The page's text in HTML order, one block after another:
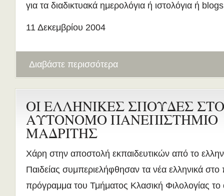
για τα διαδικτυακά ημερολόγια ή ιστολόγια ή
11 Δεκεμβρίου 2004
Διαβάστε περισσότερα
ΟΙ ΕΛΛΗΝΙΚΕΣ ΣΠΟΥΔΕΣ ΣΤΟ
ΑΥΤΟΝΟΜΟ ΠΑΝΕΠΙΣΤΗΜΙΟ
ΜΑΔΡΙΤΗΣ
Χάρη στην αποστολή εκπαιδευτικών από το
Παιδείας συμπεριελήφθησαν τα νέα ελληνικά στο
πρόγραμμα του Τμήματος Κλασική Φιλολογίας το